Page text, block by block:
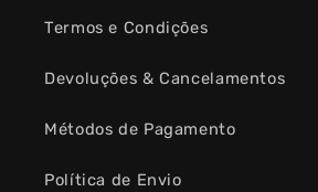
Termos e Condições
Devoluções & Cancelamentos
Métodos de Pagamento
Política de Envio